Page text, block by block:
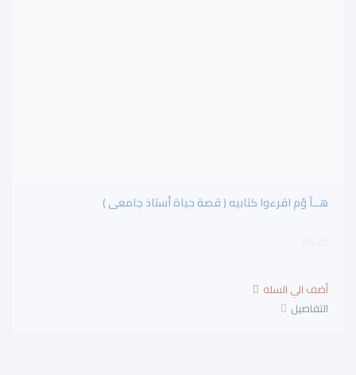
هــآ ؤم اقرءوا كتابيه ( قصة حياة أستاذ جامعى )
التفاصيل